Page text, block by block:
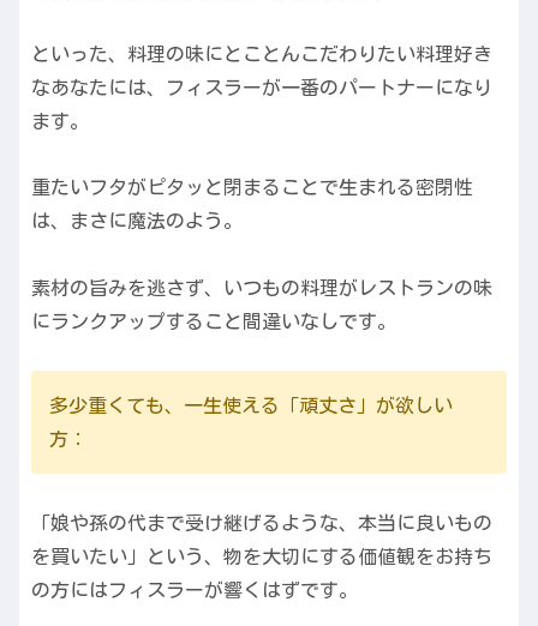
といった、料理の味にとことんこだわりたい料理好き
なあなたには、フィスラーが一番のパートナーになり
ます。
重たいフタがピタッと閉まることで生まれる密閉性
は、まさに魔法のよう。
素材の旨みを逃さず、いつもの料理がレストランの味
にランクアップすること間違いなしです。
多少重くても、一生使える「頑丈さ」が欲しい
方：
「娘や孫の代まで受け継げるような、本当に良いもの
を買いたい」という、物を大切にする価値観をお持ち
の方にはフィスラーが響くはずです。